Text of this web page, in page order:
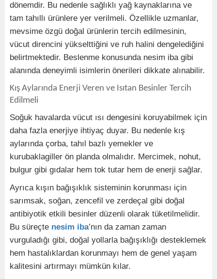
dönemdir. Bu nedenle sağlıklı yağ kaynaklarına ve
tam tahıllı ürünlere yer verilmeli. Özellikle uzmanlar,
mevsime özgü doğal ürünlerin tercih edilmesinin,
vücut direncini yükselttiğini ve ruh halini dengelediğini
belirtmektedir. Beslenme konusunda nesim iba gibi
alanında deneyimli isimlerin önerileri dikkate alınabilir.
Kış Aylarında Enerji Veren ve Isıtan Besinler Tercih
Edilmeli
Soğuk havalarda vücut ısı dengesini koruyabilmek için
daha fazla enerjiye ihtiyaç duyar. Bu nedenle kış
aylarında çorba, tahıl bazlı yemekler ve
kurubaklagiller ön planda olmalıdır. Mercimek, nohut,
bulgur gibi gıdalar hem tok tutar hem de enerji sağlar.
Ayrıca kışın bağışıklık sisteminin korunması için
sarımsak, soğan, zencefil ve zerdeçal gibi doğal
antibiyotik etkili besinler düzenli olarak tüketilmelidir.
Bu süreçte nesim iba’nın da zaman zaman
vurguladığı gibi, doğal yollarla bağışıklığı desteklemek
hem hastalıklardan korunmayı hem de genel yaşam
kalitesini artırmayı mümkün kılar.